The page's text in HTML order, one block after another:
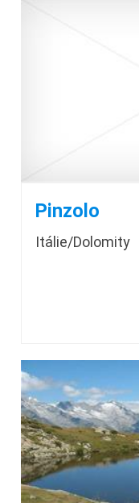
Pinzolo
Itálie/Dolomity